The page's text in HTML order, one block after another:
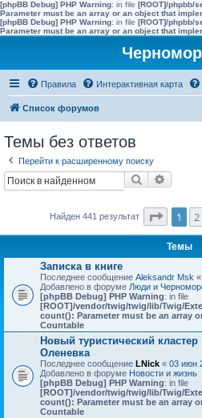
[phpBB Debug] PHP Warning: in file [ROOT]/phpbb/
Parameter must be an array or an object that
[phpBB Debug] PHP Warning: in file [ROOT]/phpbb/
Parameter must be an array or an object that
Правила Интерактивная карта
Список форумов
Темы без ответов
Перейти к расширенному поиску
Поиск
Найден 441 результат 1 2
Темы
Записка в книге
Последнее сообщение Aleksandr Msk «
Добавлено в форуме Люди и
[phpBB Debug] PHP Warning: in file
[ROOT]/vendor/twig/twig/lib/Twig/
count(): Parameter must be an array
Countable
Новый туристический
Оленевка
Последнее сообщение LNick « 03 июн
Добавлено в форуме Новости и жизнь
[phpBB Debug] PHP Warning: in file
[ROOT]/vendor/twig/twig/lib/Twig/
count(): Parameter must be an array
Countable